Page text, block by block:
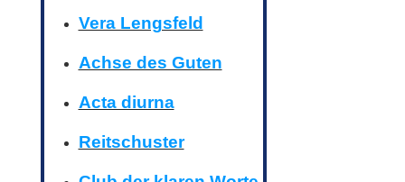
Vera Lengsfeld
Achse des Guten
Acta diurna
Reitschuster